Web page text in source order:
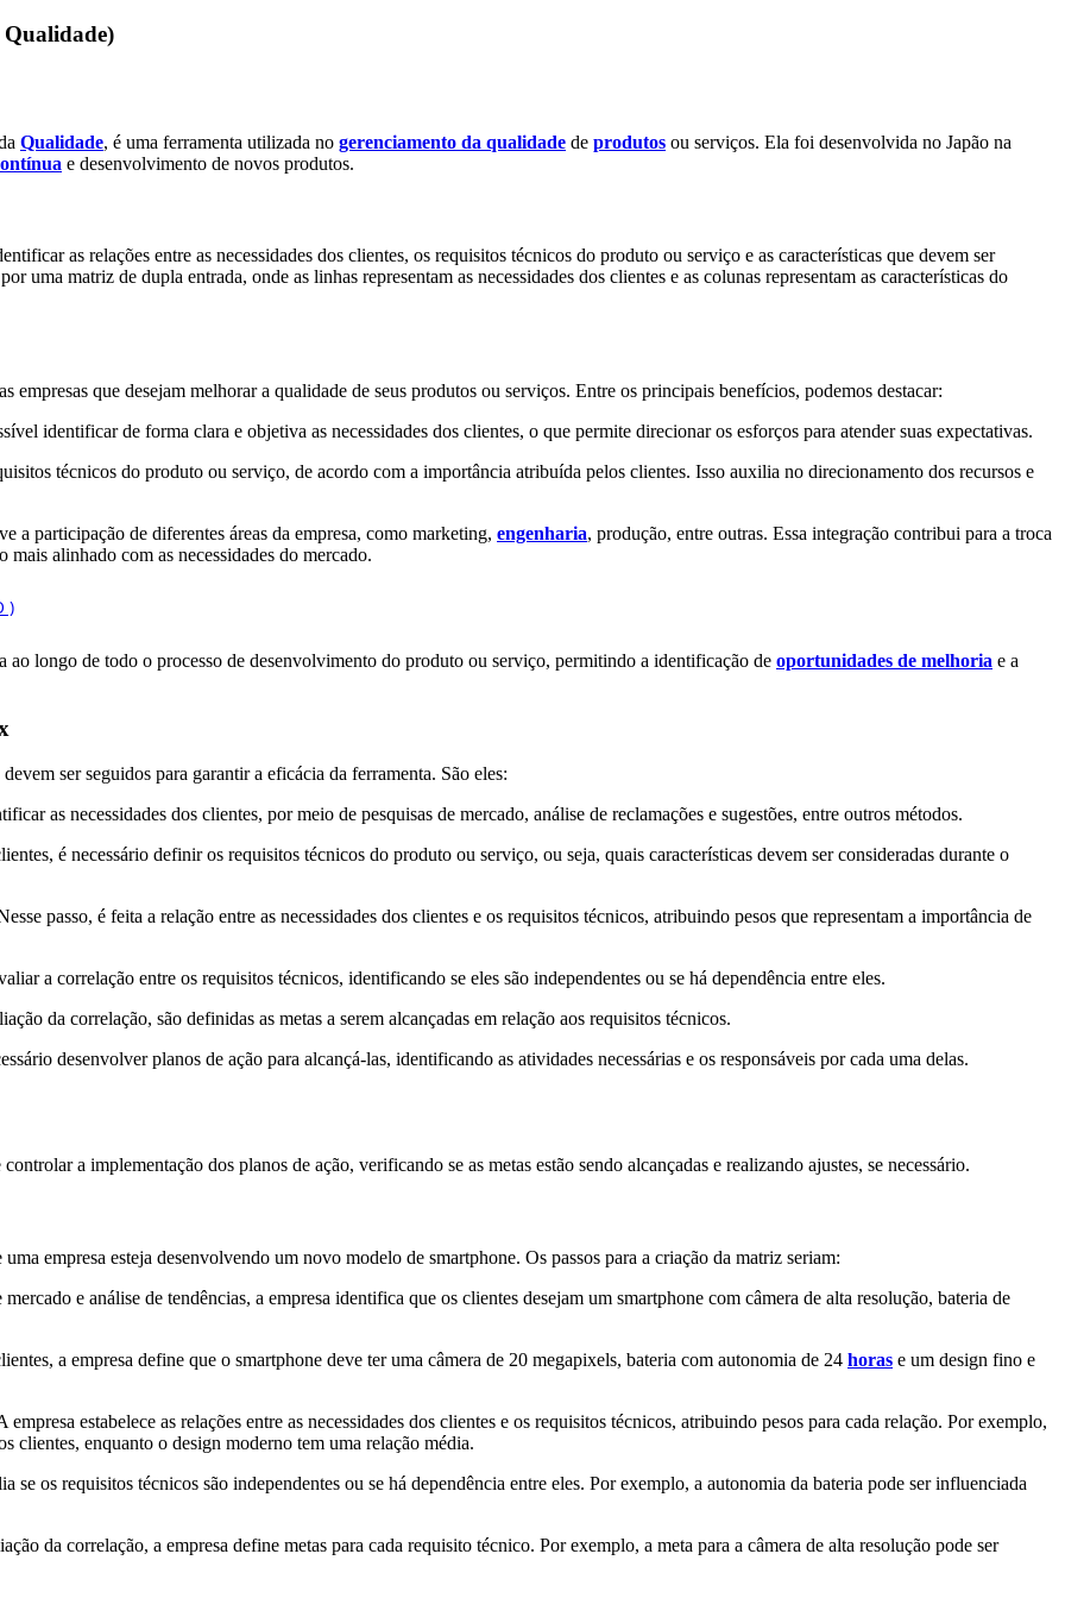
Qualidade, é uma ferramenta utilizada no gerenciamento da qualidade de produtos ou serviços. Ela foi desenvolvida no Japão na
e desenvolvimento de novos produtos.
as relações entre as necessidades dos clientes, os requisitos técnicos do produto ou serviço e as características que devem ser
uma matriz de dupla entrada, onde as linhas representam as necessidades dos clientes e as colunas representam as características do
que desejam melhorar a qualidade de seus produtos ou serviços. Entre os principais benefícios, podemos destacar:
identificar de forma clara e objetiva as necessidades dos clientes, o que permite direcionar os esforços para atender suas expectativas.
técnicos do produto ou serviço, de acordo com a importância atribuída pelos clientes. Isso auxilia no direcionamento dos recursos e
a participação de diferentes áreas da empresa, como marketing, engenharia, produção, entre outras. Essa integração contribui para a troca
alinhado com as necessidades do mercado.
longo de todo o processo de desenvolvimento do produto ou serviço, permitindo a identificação de oportunidades de melhoria e a
ser seguidos para garantir a eficácia da ferramenta. São eles:
as necessidades dos clientes, por meio de pesquisas de mercado, análise de reclamações e sugestões, entre outros métodos.
é necessário definir os requisitos técnicos do produto ou serviço, ou seja, quais características devem ser consideradas durante o
passo, é feita a relação entre as necessidades dos clientes e os requisitos técnicos, atribuindo pesos que representam a importância de
a correlação entre os requisitos técnicos, identificando se eles são independentes ou se há dependência entre eles.
da correlação, são definidas as metas a serem alcançadas em relação aos requisitos técnicos.
desenvolver planos de ação para alcançá-las, identificando as atividades necessárias e os responsáveis por cada uma delas.
a implementação dos planos de ação, verificando se as metas estão sendo alcançadas e realizando ajustes, se necessário.
empresa esteja desenvolvendo um novo modelo de smartphone. Os passos para a criação da matriz seriam:
e análise de tendências, a empresa identifica que os clientes desejam um smartphone com câmera de alta resolução, bateria de
a empresa define que o smartphone deve ter uma câmera de 20 megapixels, bateria com autonomia de 24 horas e um design fino e
estabelece as relações entre as necessidades dos clientes e os requisitos técnicos, atribuindo pesos para cada relação. Por exemplo,
clientes, enquanto o design moderno tem uma relação média.
se os requisitos técnicos são independentes ou se há dependência entre eles. Por exemplo, a autonomia da bateria pode ser influenciada
da correlação, a empresa define metas para cada requisito técnico. Por exemplo, a meta para a câmera de alta resolução pode ser